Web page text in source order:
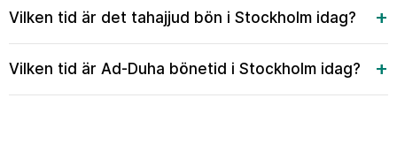
Vilken tid är det tahajjud bön i Stockholm idag?
Vilken tid är Ad-Duha bönetid i Stockholm idag?